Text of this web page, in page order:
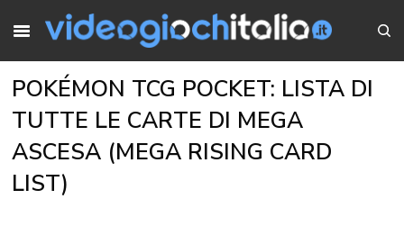
POKÉMON TCG POCKET: LISTA DI
TUTTE LE CARTE DI MEGA
ASCESA (MEGA RISING CARD
LIST)